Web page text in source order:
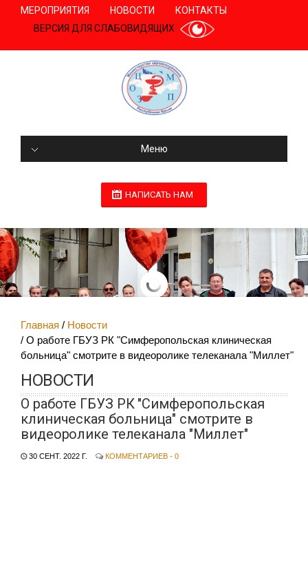
МЕРОПРИЯТИЯ НОВОСТИ
КОНТАКТЫ
ВЕРСИЯ ДЛЯ СЛАБОВИДЯЩИХ
Меню
НАПИСАТЬ НАМ
Главная
Новости
О работе ГБУЗ РК "Симферопольская клиническая
больница" смотрите в видеоролике телеканала "Миллет"
НОВОСТИ
О работе ГБУЗ РК "Симферопольская
клиническая больница" смотрите в
видеоролике телеканала "Миллет"
30 СЕНТ. 2022 Г. КОММЕНТАРИЕВ - 0